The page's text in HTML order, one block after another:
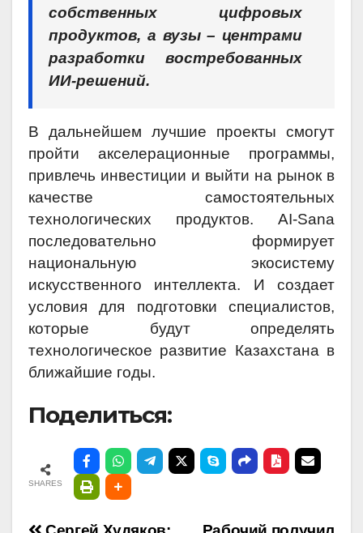
собственных цифровых
продуктов, а вузы – центрами
разработки востребованных
ИИ-решений.
В дальнейшем лучшие проекты смогут
пройти акселерационные программы,
привлечь инвестиции и выйти на рынок в
качестве самостоятельных
технологических продуктов. AI-Sana
последовательно формирует
национальную экосистему
искусственного интеллекта. И создает
условия для подготовки специалистов,
которые будут определять
технологическое развитие Казахстана в
ближайшие годы.
Поделиться:
SHARES